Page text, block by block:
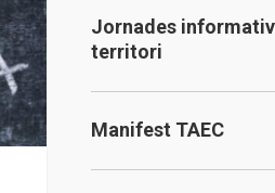
Jornades
territori
Manifest TAEC